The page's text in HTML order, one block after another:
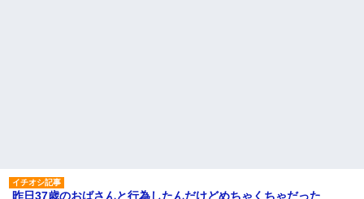
昨日37歳のおばさんと行為したんだけどめちゃくちゃだった